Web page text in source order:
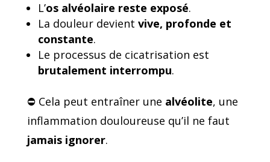
L’os alvéolaire reste exposé.
La douleur devient vive, profonde et
constante.
Le processus de cicatrisation est
brutalement interrompu.
⛔ Cela peut entraîner une alvéolite, une
inflammation douloureuse qu’il ne faut
jamais ignorer.